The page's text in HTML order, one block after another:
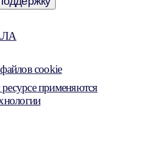
cookie
применяются